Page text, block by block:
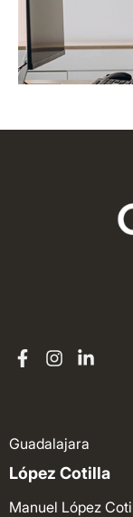
Guadalajara
López Cotilla
Manuel López